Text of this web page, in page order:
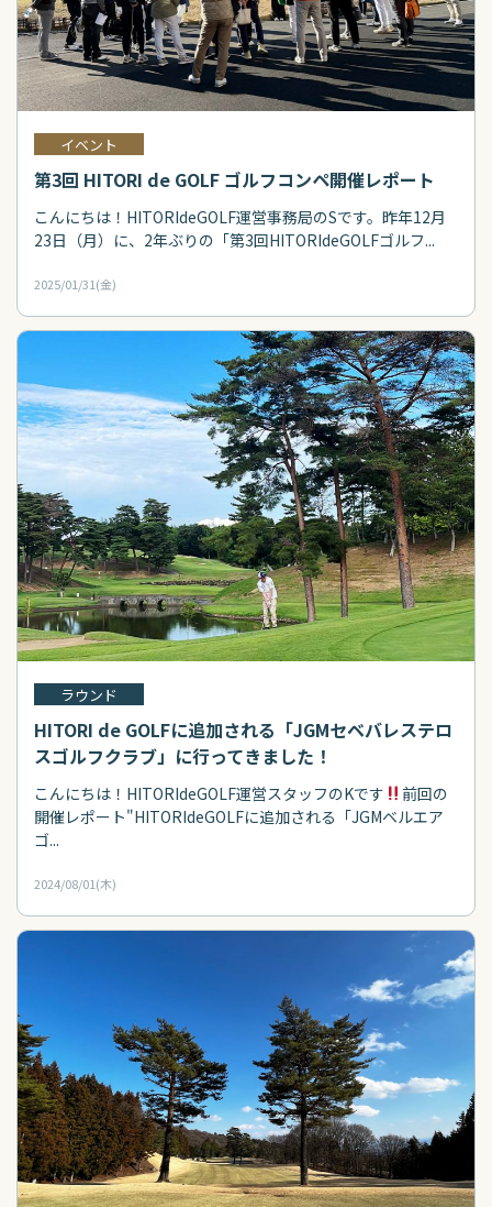
イベント
第3回 HITORI de GOLF ゴルフコンペ開催レポート
こんにちは！HITORIdeGOLF運営事務局のSです。昨年12月
23日（月）に、2年ぶりの「第3回HITORIdeGOLFゴルフ...
2025/01/31(金)
ラウンド
HITORI de GOLFに追加される「JGMセベバレステロ
スゴルフクラブ」に行ってきました！
こんにちは！HITORIdeGOLF運営スタッフのKです
前回の
開催レポート"HITORIdeGOLFに追加される「JGMベルエア
ゴ...
2024/08/01(木)